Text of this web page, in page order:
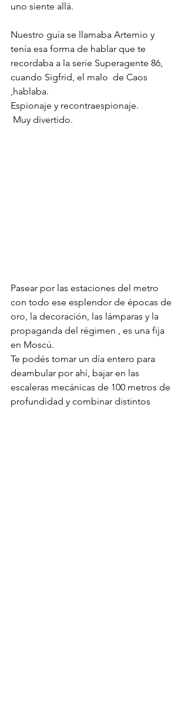
uno siente allá.
Nuestro guía se llamaba Artemio y
tenía esa forma de hablar que te
recordaba a la serie Superagente 86,
cuando Sigfrid, el malo  de Caos
,hablaba.
Espionaje y recontraespionaje.
Muy divertido.
Pasear por las estaciones del metro
con todo ese esplendor de épocas de
oro, la decoración, las lámparas y la
propaganda del régimen , es una fija
en Moscú.
Te podés tomar un día entero para
deambular por ahí, bajar en las
escaleras mecánicas de 100 metros de
profundidad y combinar distintos